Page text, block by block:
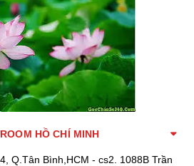
HỒ CHÍ MINH
Q.Tân Bình,HCM - cs2. 1088B Trần